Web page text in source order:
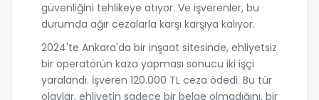
güvenliğini tehlikeye atıyor. Ve işverenler, bu
durumda ağır cezalarla karşı karşıya kalıyor.
2024'te Ankara'da bir inşaat sitesinde, ehliyetsiz
bir operatörün kaza yapması sonucu iki işçi
yaralandı. İşveren 120.000 TL ceza ödedi. Bu tür
olaylar, ehliyetin sadece bir belge olmadığını, bir